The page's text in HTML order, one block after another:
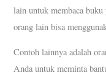
lain untuk membaca
orang lain bisa
Contoh lainnya adalah
Anda untuk meminta